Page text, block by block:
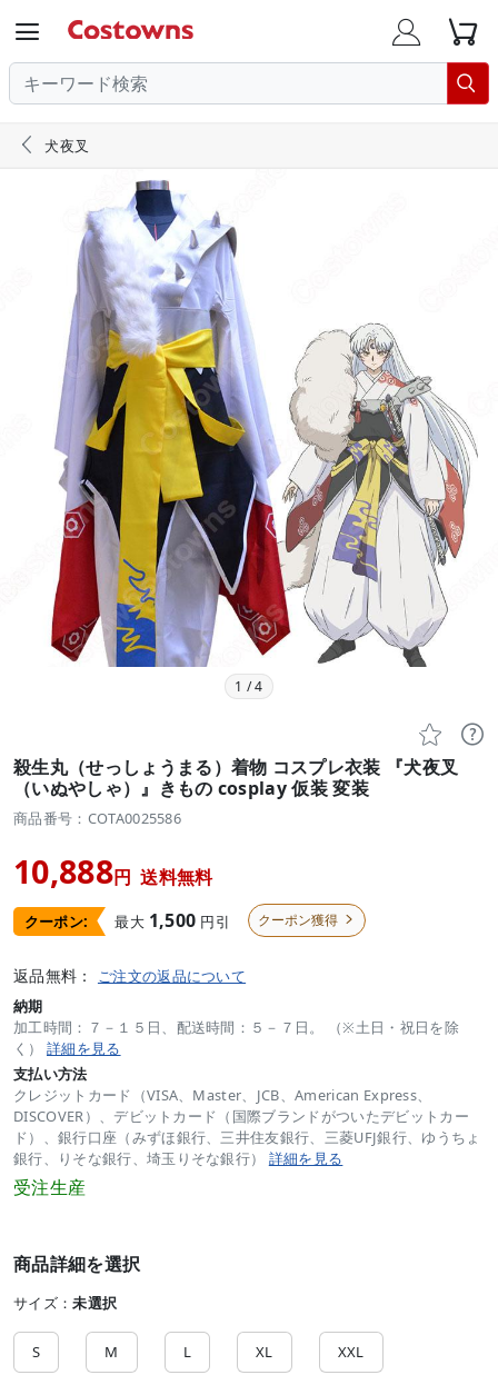
  

 犬夜叉
1 /4
 
殺生丸（せっしょうまる）着物 コスプレ衣装 『犬夜叉
（いぬやしゃ）』きもの cosplay 仮装 変装
商品番号：COTA0025586
10,888円 送料無料
クーポン: 最大 1,500 円引 クーポン獲得 
返品無料： ご注文の返品について
納期
加工時間：７－１５日、配送時間：５－７日。 （※土日・祝日を除
く） 詳細を見る
支払い方法
クレジットカード（VISA、Master、JCB、American Express、
DISCOVER）、デビットカード（国際ブランドがついたデビットカー
ド）、銀行口座（みずほ銀行、三井住友銀行、三菱UFJ銀行、ゆうちょ
銀行、りそな銀行、埼玉りそな銀行） 詳細を見る
受注生産
商品詳細を選択
サイズ：未選択
S M L XL XXL